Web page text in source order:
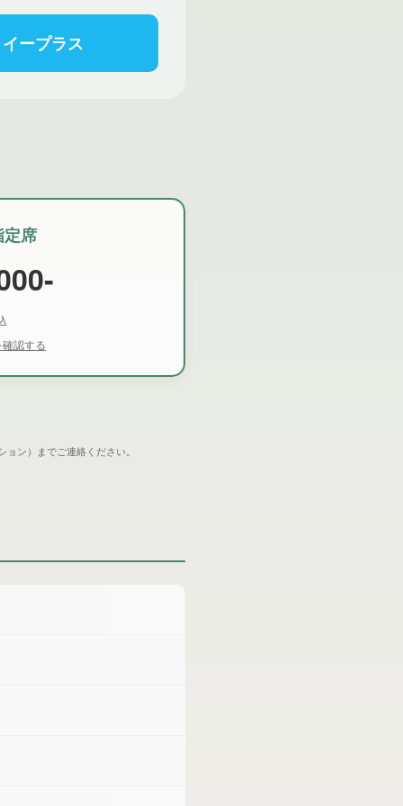
イープラス
定席
認する
ン）までご連絡ください。